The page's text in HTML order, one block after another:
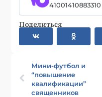
41001410883310
Поделиться
Мини-футбол и
“повышение
квалификации”
священников